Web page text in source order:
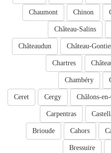
Chinon
Chaumont
Château-Salins
Château-
Châteaudun
Chartres
Chambéry
Châlons-
Cergy
Ceret
Carpentras
Cahors
Brioude
Bressuire